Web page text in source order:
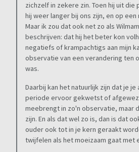
zichzelf in zekere zin. Toen hij uit
hij weer langer bij ons zijn, en op
Maar ik zou dat ook net zo als
beschrijven: dat hij het beter kon
negatiefs of krampachtigs aan mijn
observatie van een verandering ten
was.
Daarbij kan het natuurlijk zijn dat je
periode ervoor gekwetst of
meebrengt in zo'n observatie, maar
zijn. En als dat wel zo is, dan is dat
ouder ook tot in je kern geraakt
twijfelen als het moeizaam gaat met